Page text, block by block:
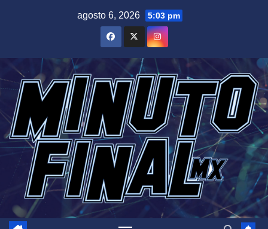
agosto 6, 2026 5:03 pm